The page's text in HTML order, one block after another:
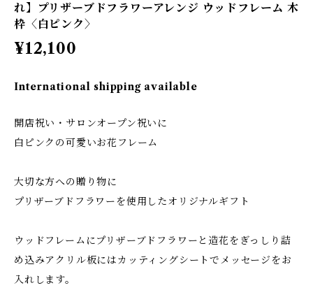
れ】プリザーブドフラワーアレンジ ウッドフレーム 木
枠〈白ピンク〉
¥12,100
International shipping available
開店祝い・サロンオープン祝いに
白ピンクの可愛いお花フレーム
大切な方への贈り物に
プリザーブドフラワーを使用したオリジナルギフト
ウッドフレームにプリザーブドフラワーと造花をぎっしり詰
め込みアクリル板にはカッティングシートでメッセージをお
入れします。